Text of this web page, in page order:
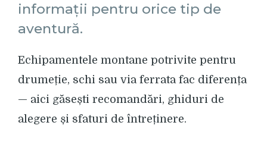
informații pentru orice tip de
aventură.
Echipamentele montane potrivite pentru
drumeție, schi sau via ferrata fac diferența
— aici găsești recomandări, ghiduri de
alegere și sfaturi de întreținere.